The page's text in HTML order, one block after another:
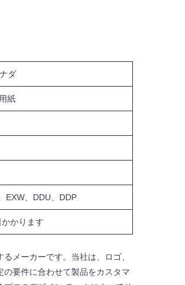
ダ
紙
EXW、DDU、DDP
かります
メーカーです。当社は、ロゴ、
要件に合わせて製品をカスタマ